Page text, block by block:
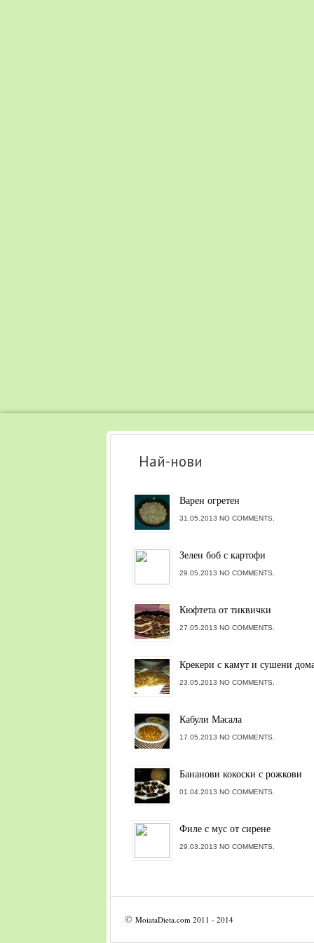
Най-нови
Варен огретен
31.05.2013 NO COMMENTS.
Зелен боб с картофи
29.05.2013 NO COMMENTS.
Кюфтета от тиквички
27.05.2013 NO COMMENTS.
Крекери с камут и сушени
23.05.2013 NO COMMENTS.
Кабули Масала
17.05.2013 NO COMMENTS.
Бананови кокоски с рожкови
01.04.2013 NO COMMENTS.
Филе с мус от сирене
29.03.2013 NO COMMENTS.
© MoiataDieta.com 2011 - 2014